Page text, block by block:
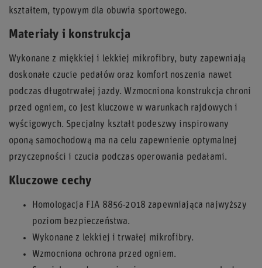
kształtem, typowym dla obuwia sportowego.
Materiały i konstrukcja
Wykonane z miękkiej i lekkiej mikrofibry, buty zapewniają
doskonałe czucie pedałów oraz komfort noszenia nawet
podczas długotrwałej jazdy. Wzmocniona konstrukcja chroni
przed ogniem, co jest kluczowe w warunkach rajdowych i
wyścigowych. Specjalny kształt podeszwy inspirowany
oponą samochodową ma na celu zapewnienie optymalnej
przyczepności i czucia podczas operowania pedałami.
Kluczowe cechy
Homologacja FIA 8856-2018 zapewniająca najwyższy
poziom bezpieczeństwa.
Wykonane z lekkiej i trwałej mikrofibry.
Wzmocniona ochrona przed ogniem.